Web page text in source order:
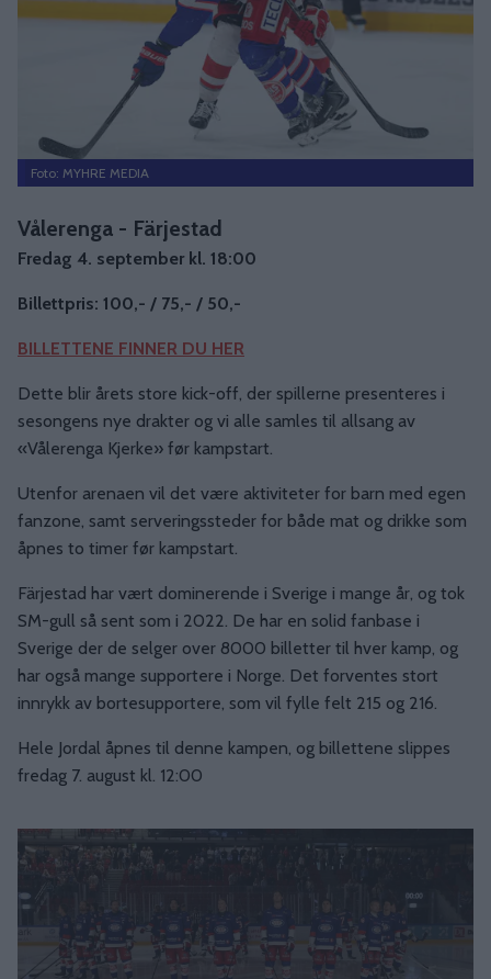
Foto: MYHRE MEDIA
Vålerenga - Färjestad
Fredag 4. september kl. 18:00
Billettpris: 100,- / 75,- / 50,-
BILLETTENE FINNER DU HER
Dette blir årets store kick-off, der spillerne presenteres i
sesongens nye drakter og vi alle samles til allsang av
«Vålerenga Kjerke» før kampstart.
Utenfor arenaen vil det være aktiviteter for barn med egen
fanzone, samt serveringssteder for både mat og drikke som
åpnes to timer før kampstart.
Färjestad har vært dominerende i Sverige i mange år, og tok
SM-gull så sent som i 2022. De har en solid fanbase i
Sverige der de selger over 8000 billetter til hver kamp, og
har også mange supportere i Norge. Det forventes stort
innrykk av bortesupportere, som vil fylle felt 215 og 216.
Hele Jordal åpnes til denne kampen, og billettene slippes
fredag 7. august kl. 12:00